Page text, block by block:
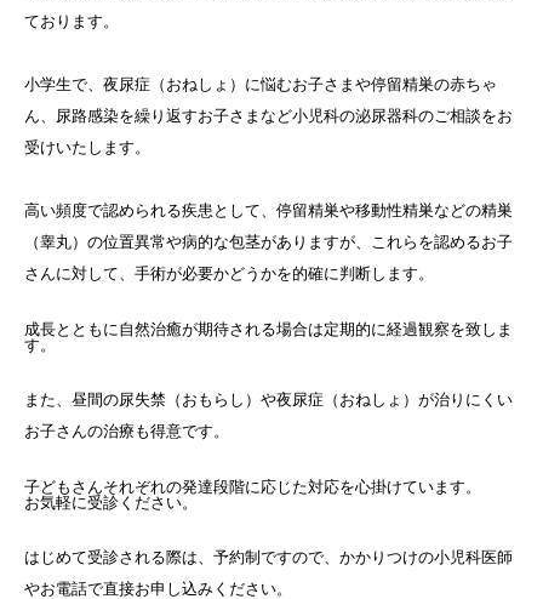
ております。
小学生で、夜尿症（おねしょ）に悩むお子さまや停留精巣の赤ちゃ
ん、尿路感染を繰り返すお子さまなど小児科の泌尿器科のご相談をお
受けいたします。
高い頻度で認められる疾患として、停留精巣や移動性精巣などの精巣
（睾丸）の位置異常や病的な包茎がありますが、これらを認めるお子
さんに対して、手術が必要かどうかを的確に判断します。
成長とともに自然治癒が期待される場合は定期的に経過観察を致しま
す。
また、昼間の尿失禁（おもらし）や夜尿症（おねしょ）が治りにくい
お子さんの治療も得意です。
子どもさんそれぞれの発達段階に応じた対応を心掛けています。
お気軽に受診ください。
はじめて受診される際は、予約制ですので、かかりつけの小児科医師
やお電話で直接お申し込みください。
ばしょ